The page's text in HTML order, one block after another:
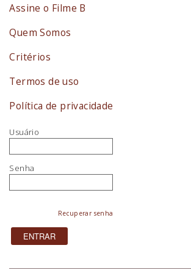
Assine o Filme B
Quem Somos
Critérios
Termos de uso
Política de privacidade
Usuário
Senha
Recuperar senha